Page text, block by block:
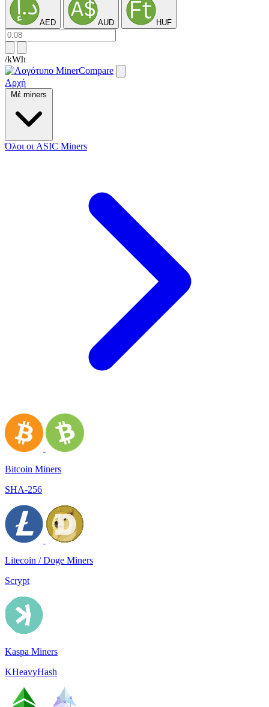
AED AUD HUF
/kWh
Αρχή
Μέ miners
Όλοι οι ASIC Miners
Bitcoin Miners
SHA-256
Litecoin / Doge Miners
Scrypt
Kaspa Miners
KHeavyHash